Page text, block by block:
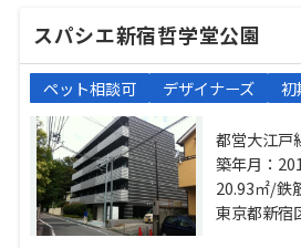
スパシエ新宿哲学堂公園
ペット相談可 デザイナーズ 初
都営大江戸
歩9分 西武新宿線「新井薬師前」
駅 徒歩10分 西武新宿線「沼袋」
駅 徒歩17分
築年月：
20.93㎡/鉄
東京都新宿